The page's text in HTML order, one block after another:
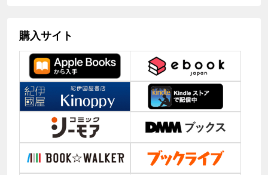
購入サイト